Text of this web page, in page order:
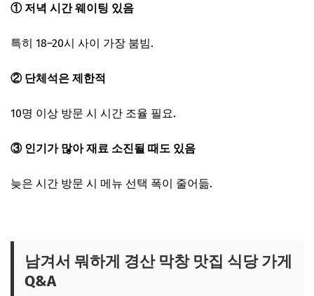
① 저녁 시간 웨이팅 있음
특히 18–20시 사이 가장 붐빔.
② 단체석은 제한적
10명 이상 방문 시 시간 조율 필요.
③ 인기가 많아 재료 소진될 때도 있음
늦은 시간 방문 시 메뉴 선택 폭이 줄어듦.
남겨서 뭐하게 경산 막창 맛집 식당 가게
Q&A